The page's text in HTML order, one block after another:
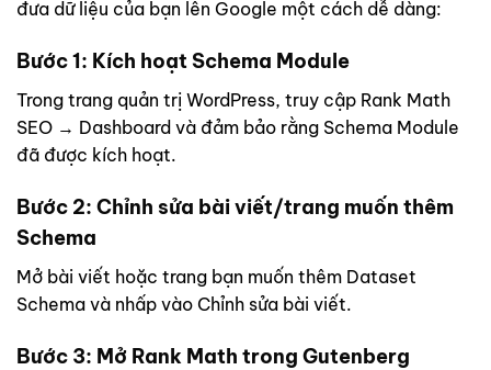
đưa dữ liệu của bạn lên Google một cách dễ dàng:
Bước 1: Kích hoạt Schema Module
Trong trang quản trị WordPress, truy cập Rank Math
SEO → Dashboard và đảm bảo rằng Schema Module
đã được kích hoạt.
Bước 2: Chỉnh sửa bài viết/trang muốn thêm
Schema
Mở bài viết hoặc trang bạn muốn thêm Dataset
Schema và nhấp vào Chỉnh sửa bài viết.
Bước 3: Mở Rank Math trong Gutenberg